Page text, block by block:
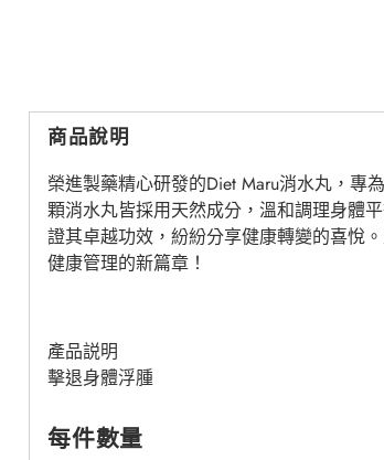
商品說明
榮進製藥精心研發的Diet Maru消水丸，專
顆消水丸皆採用天然成分，溫和調理身體
證其卓越功效，紛紛分享健康轉變的喜悅
健康管理的新篇章！
產品説明
擊退身體浮腫
每件數量